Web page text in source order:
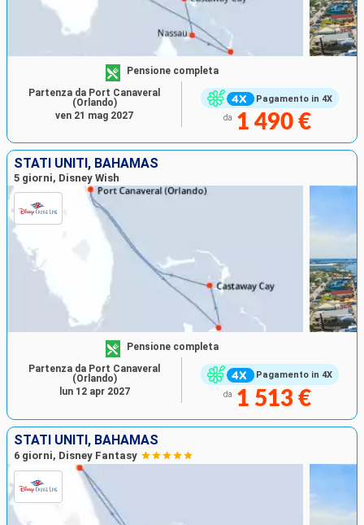
Pagamento in 4X
Pensione completa
da 1 490 €
Partenza da Port Canaveral
(Orlando)
ven 21 mag 2027
STATI UNITI, BAHAMAS
5 giorni, Disney Wish
Pagamento in 4X
Pensione completa
da 1 513 €
Partenza da Port Canaveral
(Orlando)
lun 12 apr 2027
STATI UNITI, BAHAMAS
6 giorni, Disney Fantasy